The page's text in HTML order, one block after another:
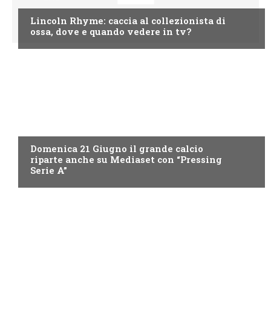
Lincoln Rhyme: caccia al collezionista di
ossa, dove e quando vedere in tv?
Domenica 21 Giugno il grande calcio
riparte anche su Mediaset con “Pressing
Serie A”